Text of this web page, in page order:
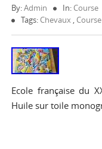
By:Admin In: Course
Tags: Chevaux , Course
Ecole française du
Huile sur toile